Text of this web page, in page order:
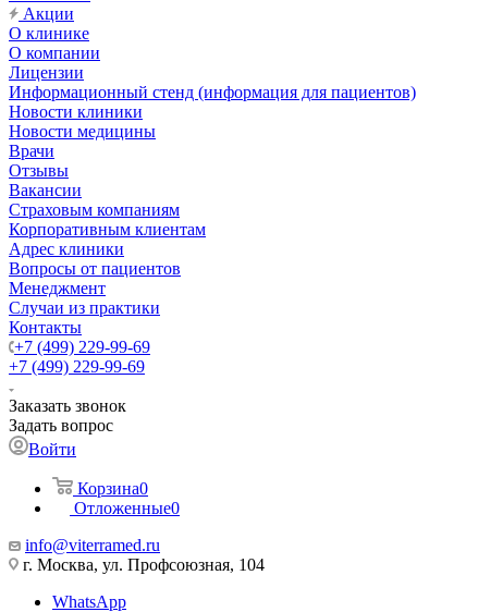
Акции
О клинике
О компании
Лицензии
Информационный стенд (информация для пациентов)
Новости клиники
Новости медицины
Врачи
Отзывы
Вакансии
Страховым компаниям
Корпоративным клиентам
Адрес клиники
Вопросы от пациентов
Менеджмент
Случаи из практики
Контакты
+7 (499) 229-99-69
+7 (499) 229-99-69
Заказать звонок
Задать вопрос
Войти
Корзина0
Отложенные0
info@viterramed.ru
г. Москва, ул. Профсоюзная, 104
WhatsApp